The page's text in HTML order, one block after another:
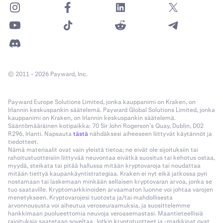
# Print the result
print(req.json())
# Result:
vaihdetaan keskenään, syntyy Invalid Key -virhe.
Python
#!/usr/bin/env python3
import time
import requests
import urllib.parse
import hashlib
import hmac
import base64
api_secret = base64.b64decode("")
api_path = "/0/private/"
api_endpoint = "AddOrder"  # {"error":[]} IS SUCCESS-
# api_parameters =
api_parameters = ''
api_nonce = str(int(time.time() * 1000))
api_postdata = api_parameters + "&nonce=" +
api_postdata = api_postdata.encode('utf-8')
eri datamuotoa:
data_formatted =
*On mahdollista käyttää joko pelkkää tekstiä tai
prosenttikoodattua muotoa, kunhan muoto on sama
sekä todennustiedoissa että pyynnössä.*
© 2011 - 2026 Payward, Inc.
Payward Europe Solutions Limited, jonka kauppanimi on Kraken, on
Irlannin keskuspankin säätelemä. Payward Global Solutions Limited, jonka
kauppanimi on Kraken, on Irlannin keskuspankin säätelemä.
Sääntömääräinen kotipaikka: 70 Sir John Rogerson’s Quay, Dublin, D02
R296, Irlanti. Napsautatästä nähdäksesi aiheeseen liittyvät käytännöt ja
tiedotteet.
Nämä materiaalit ovat vain yleistä tietoa; ne eivät ole sijoituksiin tai
rahoitustuotteisiin liittyvää neuvontaa eivätkä suositus tai kehotus ostaa,
myydä, steikata tai pitää hallussa mitään kryptovaroja tai noudattaa
mitään tiettyä kaupankäyntistrategiaa. Kraken ei nyt eikä jatkossa pyri
nostamaan tai laskemaan minkään sellaisen kryptovaran arvoa, jonka se
tuo saataville. Kryptomarkkinoiden arvaamaton luonne voi johtaa varojen
menetykseen. Kryptovarojesi tuotosta ja/tai mahdollisesta
arvonnoususta voi aiheutua veroseuraamuksia, ja suosittelemme
hankkimaan puolueettomia neuvoja veroasemastasi. Maantieteellisiä